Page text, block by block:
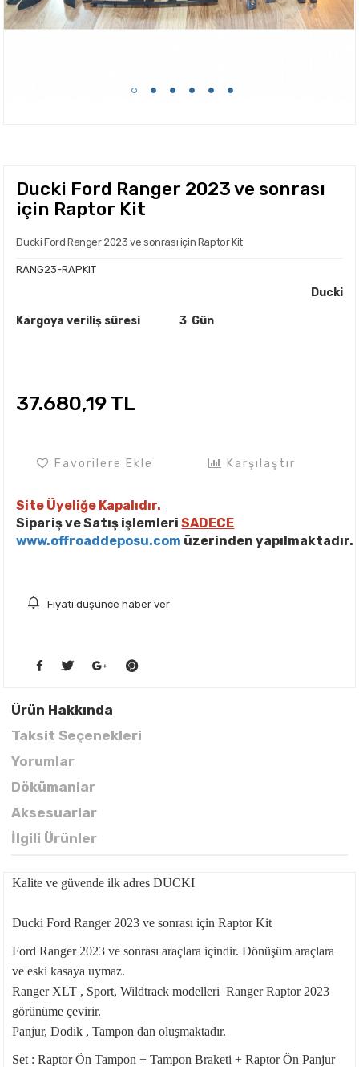
Ducki Ford Ranger 2023 ve sonrası
için Raptor Kit
Ducki Ford Ranger 2023 ve sonrası için Raptor Kit
RANG23-RAPKIT
Ducki
Kargoya veriliş süresi 3 Gün
37.680,19 TL
Favorilere Ekle Karşılaştır
Site Üyeliğe Kapalıdır.
Sipariş ve Satış işlemleriSADECE
www.offroaddeposu.com üzerinden yapılmaktadır.
Fiyatı düşünce haber ver
Ürün Hakkında
Taksit Seçenekleri
Yorumlar
Dökümanlar
Aksesuarlar
İlgili Ürünler
Kalite ve güvende ilk adres DUCKI
Ducki Ford Ranger 2023 ve sonrası için Raptor Kit
Ford Ranger 2023 ve sonrası araçlara içindir. Dönüşüm araçlara
ve eski kasaya uymaz.
Ranger XLT , Sport, Wildtrack modelleri Ranger Raptor 2023
görünüme çevirir.
Panjur, Dodik , Tampon dan oluşmaktadır.
Set : Raptor Ön Tampon + Tampon Braketi + Raptor Ön Panjur